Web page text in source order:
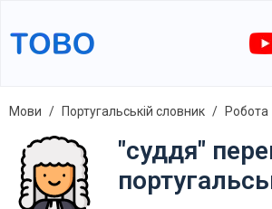
Мови Португальській словник Робота
"суддя"